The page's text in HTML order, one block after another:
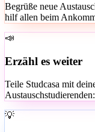
Begrüße neue
hilf allen beim
📣
Erzähl es weiter
Teile Studcasa mit
💡